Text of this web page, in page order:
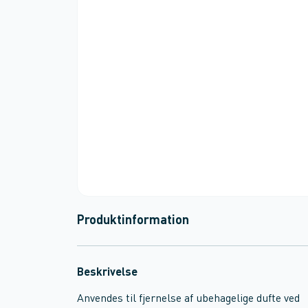
Produktinformation
Beskrivelse
Anvendes til fjernelse af ubehagelige dufte ved